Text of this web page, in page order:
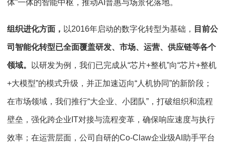
体”一体的智能中枢，推动AI普惠与场景化落地。
组织进化方面， 以2016年启动的数字化转型为基础， 目前公
司智能化转型已全面覆盖研发、市场、运营、供应链等各个
领域。 以研发为例，我们已完成从“芯片+整机”向“芯片+整机
+大模型”的模式升级，并正加速迈向“人机协同”的新阶段；
在市场领域，我们推行“大企业、小团队”，打破组织和流程
壁垒，强化跨企业IT对接与流程变革，确保响应速度与执行
效率；在运营层面，公司自研的Co-Claw企业级AI助手平台